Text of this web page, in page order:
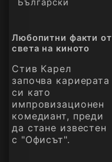
Български
Любопитни факти от
света на киното
Стив Карел
започва кариерата
си като
импровизационен
комедиант, преди
да стане известен
с "Офисът".